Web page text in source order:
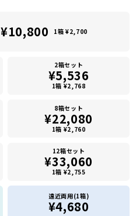
¥10,800 1箱 ¥2,700
2箱セット
¥5,536
1箱 ¥2,768
8箱セット
¥22,080
1箱 ¥2,760
12箱セット
¥33,060
1箱 ¥2,755
遠近両用(1箱)
¥4,680